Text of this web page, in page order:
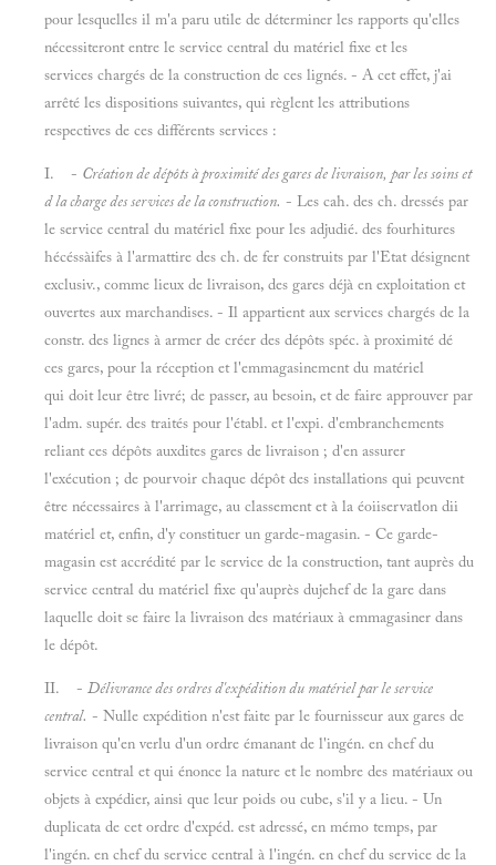
pour lesquelles il m'a paru utile de déterminer les rapports qu'elles
nécessiteront entre le service central du matériel fixe et les
services chargés de la construction de ces lignés. - A cet effet, j'ai
arrêté les dispositions suivantes, qui règlent les attributions
respectives de ces différents services :
I. - Création de dépôts à proximité des gares de livraison, par les soins et
d la charge des services de la construction. - Les cah. des ch. dressés par
le service central du matériel fixe pour les adjudié. des fourhitures
hécéssàifes à l'armattire des ch. de fer construits par l'Etat désignent
exclusiv., comme lieux de livraison, des gares déjà en exploitation et
ouvertes aux marchandises. - Il appartient aux services chargés de la
constr. des lignes à armer de créer des dépôts spéc. à proximité dé
ces gares, pour la réception et l'emmagasinement du matériel
qui doit leur être livré; de passer, au besoin, et de faire approuver par
l'adm. supér. des traités pour l'établ. et l'expi. d'embranchements
reliant ces dépôts auxdites gares de livraison ; d'en assurer
l'exécution ; de pourvoir chaque dépôt des installations qui peuvent
être nécessaires à l'arrimage, au classement et à la éoiiservatlon dii
matériel et, enfin, d'y constituer un garde-magasin. - Ce garde-
magasin est accrédité par le service de la construction, tant auprès du
service central du matériel fixe qu'auprès dujehef de la gare dans
laquelle doit se faire la livraison des matériaux à emmagasiner dans
le dépôt.
II. - Délivrance des ordres d'expédition du matériel par le service
central. - Nulle expédition n'est faite par le fournisseur aux gares de
livraison qu'en verlu d'un ordre émanant de l'ingén. en chef du
service central et qui énonce la nature et le nombre des matériaux ou
objets à expédier, ainsi que leur poids ou cube, s'il y a lieu. - Un
duplicata de cet ordre d'expéd. est adressé, en mémo temps, par
l'ingén. en chef du service central à l'ingén. en chef du service de la